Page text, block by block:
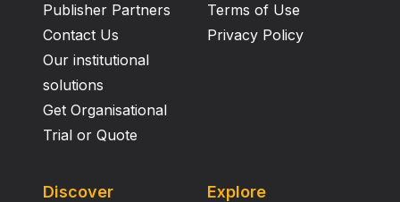
Publisher Partners
Contact Us
Our institutional
solutions
Get Organisational
Trial or Quote
Terms of Use
Privacy Policy
Discover Explore